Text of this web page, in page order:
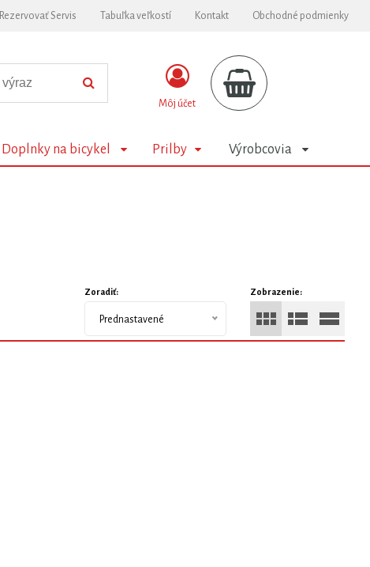
Rezervovať Servis Tabuľka veľkostí Kontakt Obchodné podmienky
Môj účet
Doplnky na bicykel Prilby Výrobcovia
Zobrazenie:
Zoradiť:
Prednastavené